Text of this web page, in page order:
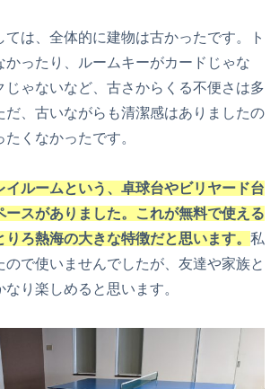
ては、全体的に建物は古かったです。ト
かったり、ルームキーがカードじゃな
じゃないなど、古さからくる不便さは多
だ、古いながらも清潔感はありましたの
くなかったです。
イルームという、卓球台やビリヤード台
ースがありました。これが無料で使える
りろ熱海の大きな特徴だと思います。 私
ので使いませんでしたが、友達や家族と
り楽しめると思います。